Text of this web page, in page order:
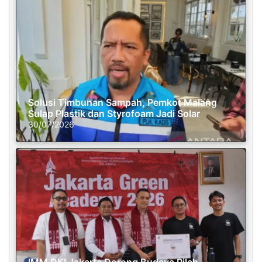
Solusi Timbunan Sampah, Pemkot Malang
Sulap Plastik dan Styrofoam Jadi Solar
30/07/2026